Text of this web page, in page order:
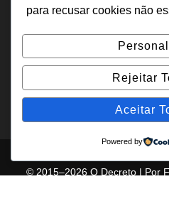
+244
Angola -
© 2015–2026 O Decreto | Por
para recusar cookies não
Rejeitar
Aceitar
Powered by